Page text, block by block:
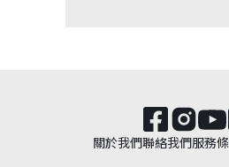
關於我們聯絡我們服務